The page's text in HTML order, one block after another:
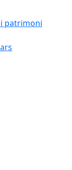
patrimoni